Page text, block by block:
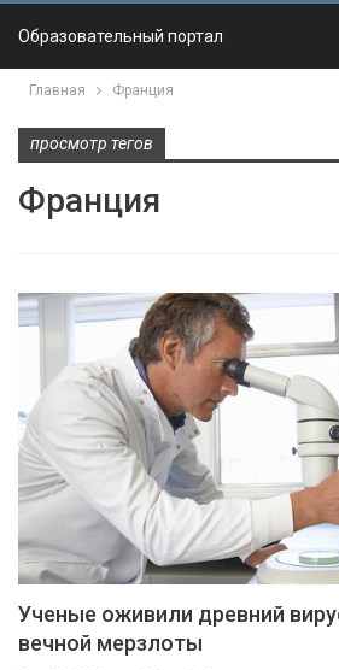
Образовательный портал
Главная Франция
просмотр тегов
Франция
Ученые оживили древний
вечной мерзлоты